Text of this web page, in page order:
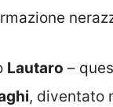
Lautaro –
, diventato